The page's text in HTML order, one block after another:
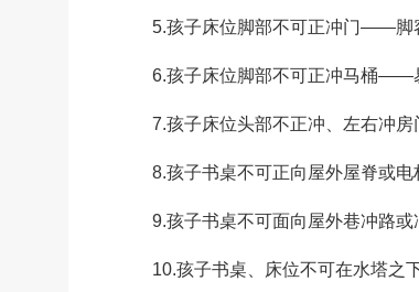
5.孩子床位脚部不可正冲门——脚
6.孩子床位脚部不可正冲马桶——
7.孩子床位头部不正冲、左右冲
8.孩子书桌不可正向屋外屋脊或电
9.孩子书桌不可面向屋外巷冲路
10.孩子书桌、床位不可在水塔之